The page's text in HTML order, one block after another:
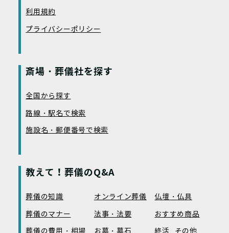
利用規約
プライバシーポリシー
斎場・葬儀社を探す
全国から探す
路線・駅名で検索
施設名・郵便番号で検索
教えて！葬儀のQ&A
葬儀の知識 オンライン葬儀
仏壇・仏具
葬儀のマナー
法事・法要
おすすめ商品